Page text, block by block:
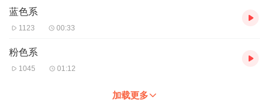
蓝色系
1123 00:33
粉色系
1045 01:12
加载更多